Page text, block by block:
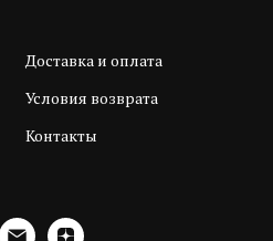
Доставка и оплата
Условия возврата
Контакты